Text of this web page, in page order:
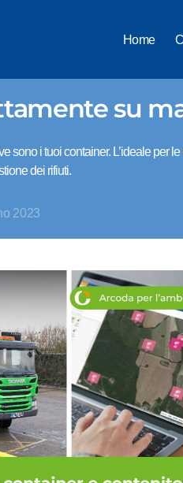
Home
su
i tuoi container. L’ideale per
dei rifiuti.
2023